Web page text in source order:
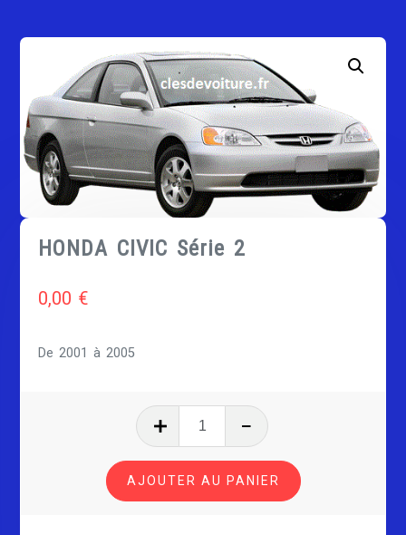
HONDA CIVIC Série 2
0,00 €
De 2001 à 2005
quantité
HONDA
CIVIC
Série
AJOUTER AU PANIER